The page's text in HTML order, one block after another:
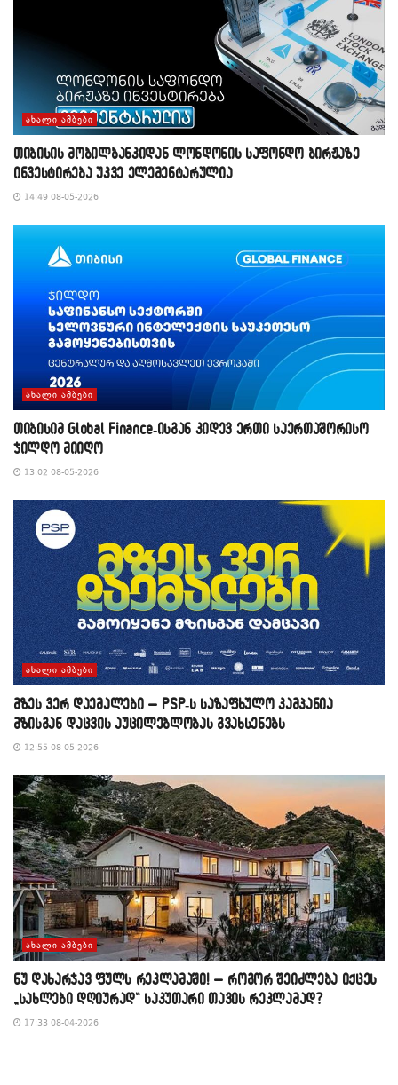
ᲐᲮᲐᲚᲘ ᲐᲛᲑᲔᲑᲘ
თიბისის მობილბანკიდან ლონდონის საფონდო ბირჟაზე
ინვესტირება უკვე ელემენტარულია
14:49 08-05-2026
ᲐᲮᲐᲚᲘ ᲐᲛᲑᲔᲑᲘ
თიბისიმ Global Finance-ისგან კიდევ ერთი საერთაშორისო
ჯილდო მიიღო
13:02 08-05-2026
ᲐᲮᲐᲚᲘ ᲐᲛᲑᲔᲑᲘ
მზეს ვერ დაემალები – PSP-ს საზაფხულო კამპანია
მზისგან დაცვის აუცილებლობას გვახსენებს
12:55 08-05-2026
ᲐᲮᲐᲚᲘ ᲐᲛᲑᲔᲑᲘ
​ნუ დახარჯავ ფულს რეკლამაში! – როგორ შეიძლება იქცეს
„სახლები დღიურად“ საკუთარი თავის რეკლამად?
17:33 08-04-2026